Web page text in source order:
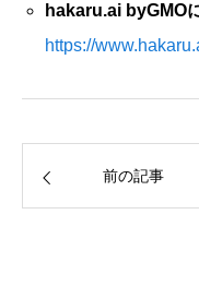
hakaru.ai byGMO
https://
前の記事